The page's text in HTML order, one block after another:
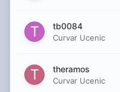
tb0084
Curvar Ucenic
theramos
Curvar Ucenic